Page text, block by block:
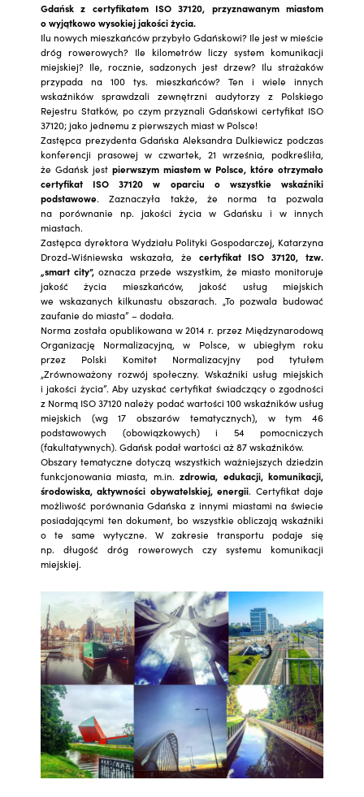
Gdańsk z certyfikatem ISO 37120, przyznawanym miastom
o wyjątkowo wysokiej jakości życia.
Ilu nowych mieszkańców przybyło Gdańskowi? Ile jest w mieście
dróg rowerowych? Ile kilometrów liczy system komunikacji
miejskiej? Ile, rocznie, sadzonych jest drzew? Ilu strażaków
przypada na 100 tys. mieszkańców? Ten i wiele innych
wskaźników sprawdzali zewnętrzni audytorzy z Polskiego
Rejestru Statków, po czym przyznali Gdańskowi certyfikat ISO
37120; jako jednemu z pierwszych miast w Polsce!
Zastępca prezydenta Gdańska Aleksandra Dulkiewicz podczas
konferencji prasowej w czwartek, 21 września, podkreśliła,
że Gdańsk jest pierwszym miastem w Polsce, które otrzymało
certyfikat ISO 37120 w oparciu o wszystkie wskaźniki
podstawowe. Zaznaczyła także, że norma ta pozwala
na porównanie np. jakości życia w Gdańsku i w innych
miastach.
Zastępca dyrektora Wydziału Polityki Gospodarczej, Katarzyna
Drozd-Wiśniewska wskazała, że certyfikat ISO 37120, tzw.
„smart city”, oznacza przede wszystkim, że miasto monitoruje
jakość życia mieszkańców, jakość usług miejskich
we wskazanych kilkunastu obszarach. „To pozwala budować
zaufanie do miasta” – dodała.
Norma została opublikowana w 2014 r. przez Międzynarodową
Organizację Normalizacyjną, w Polsce, w ubiegłym roku
przez Polski Komitet Normalizacyjny pod tytułem
„Zrównoważony rozwój społeczny. Wskaźniki usług miejskich
i jakości życia”. Aby uzyskać certyfikat świadczący o zgodności
z Normą ISO 37120 należy podać wartości 100 wskaźników usług
miejskich (wg 17 obszarów tematycznych), w tym 46
podstawowych (obowiązkowych) i 54 pomocniczych
(fakultatywnych). Gdańsk podał wartości aż 87 wskaźników.
Obszary tematyczne dotyczą wszystkich ważniejszych dziedzin
funkcjonowania miasta, m.in.zdrowia, edukacji, komunikacji,
środowiska, aktywności obywatelskiej, energii. Certyfikat daje
możliwość porównania Gdańska z innymi miastami na świecie
posiadającymi ten dokument, bo wszystkie obliczają wskaźniki
o te same wytyczne. W zakresie transportu podaje się
np. długość dróg rowerowych czy systemu komunikacji
miejskiej.